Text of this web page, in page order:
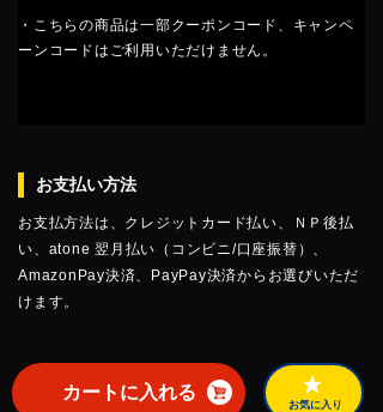
・こちらの商品は一部クーポンコード、キャンペ
ーンコードはご利用いただけません。
お支払い方法
お支払方法は、クレジットカード払い、ＮＰ後払
い、atone 翌月払い（コンビニ/口座振替）、
AmazonPay決済、PayPay決済からお選びいただ
けます。
カートに入れる
お気に入り